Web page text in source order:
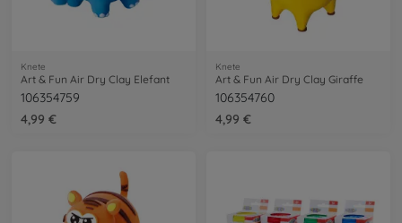
Knete
Art & Fun Air Dry Clay Elefant
106354759
4,99 €
Knete
Art & Fun Air Dry Clay Giraffe
106354760
4,99 €